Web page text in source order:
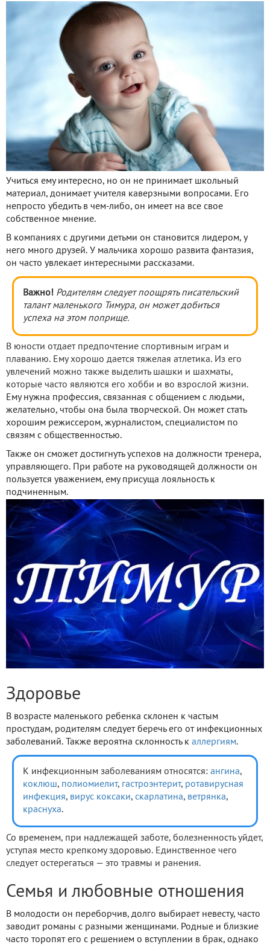
Учиться ему интересно, но он не принимает школьный
материал, донимает учителя каверзными вопросами. Его
непросто убедить в чем-либо, он имеет на все свое
собственное мнение.
В компаниях с другими детьми он становится лидером, у
него много друзей. У мальчика хорошо развита фантазия,
он часто увлекает интересными рассказами.
Важно! Родителям следует поощрять писательский
талант маленького Тимура, он может добиться
успеха на этом поприще.
В юности отдает предпочтение спортивным играм и
плаванию. Ему хорошо дается тяжелая атлетика. Из его
увлечений можно также выделить шашки и шахматы,
которые часто являются его хобби и во взрослой жизни.
Ему нужна профессия, связанная с общением с людьми,
желательно, чтобы она была творческой. Он может стать
хорошим режиссером, журналистом, специалистом по
связям с общественностью.
Также он сможет достигнуть успехов на должности тренера,
управляющего. При работе на руководящей должности он
пользуется уважением, ему присуща лояльность к
подчиненным.
Здоровье
В возрасте маленького ребенка склонен к частым
простудам, родителям следует беречь его от инфекционных
заболеваний. Также вероятна склонность к аллергиям.
К инфекционным заболеваниям относятся: ангина,
коклюш, полиомиелит, гастроэнтерит, ротавирусная
инфекция, вирус коксаки, скарлатина, ветрянка,
краснуха.
Со временем, при надлежащей заботе, болезненность уйдет,
уступая место крепкому здоровью. Единственное чего
следует остерегаться — это травмы и ранения.
Семья и любовные отношения
В молодости он переборчив, долго выбирает невесту, часто
заводит романы с разными женщинами. Родные и близкие
часто торопят его с решением о вступлении в брак, однако